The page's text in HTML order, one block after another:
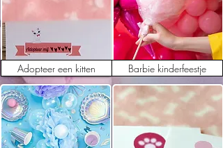
Adopteer een kitten Barbie kinderfeestje